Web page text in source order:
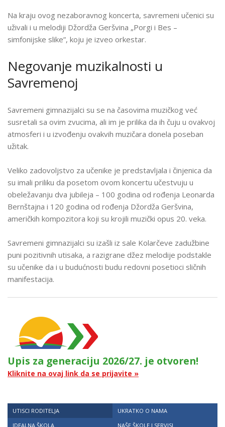
Na kraju ovog nezaboravnog koncerta, savremeni učenici su
uživali i u melodiji Džordža Geršvina „Porgi i Bes –
simfonijske slike”, koju je izveo orkestar.
Negovanje muzikalnosti u
Savremenoj
Savremeni gimnazijalci su se na časovima muzičkog već
susretali sa ovim zvucima, ali im je prilika da ih čuju u ovakvoj
atmosferi i u izvođenju ovakvih muzičara donela poseban
užitak.
Veliko zadovoljstvo za učenike je predstavljala i činjenica da
su imali priliku da posetom ovom koncertu učestvuju u
obeležavanju dva jubileja – 100 godina od rođenja Leonarda
Bernštajna i 120 godina od rođenja Džordža Geršvina,
američkih kompozitora koji su krojili muzički opus 20. veka.
Savremeni gimnazijalci su izašli iz sale Kolarčeve zadužbine
puni pozitivnih utisaka, a razigrane džez melodije podstakle
su učenike da i u budućnosti budu redovni posetioci sličnih
manifestacija.
Upis za generaciju 2026/27. je otvoren!
Kliknite na ovaj link da se prijavite »
UTISCI RODITELJA
UKRATKO O NAMA
IDEALNA ŠKOLA
NAŠE ŠKOLE I SERVISI